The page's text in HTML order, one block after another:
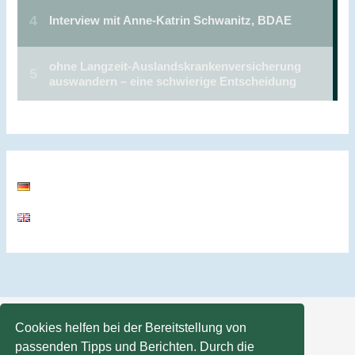
Cookies helfen bei der Bereitstellung von
passenden Tipps und Berichten. Durch die